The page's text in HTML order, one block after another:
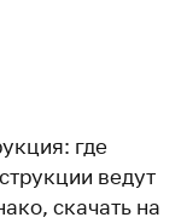
где
ведут
скачать на